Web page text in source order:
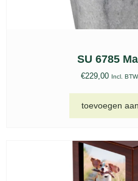
SU 6785
€229,00 Incl.
toevoegen